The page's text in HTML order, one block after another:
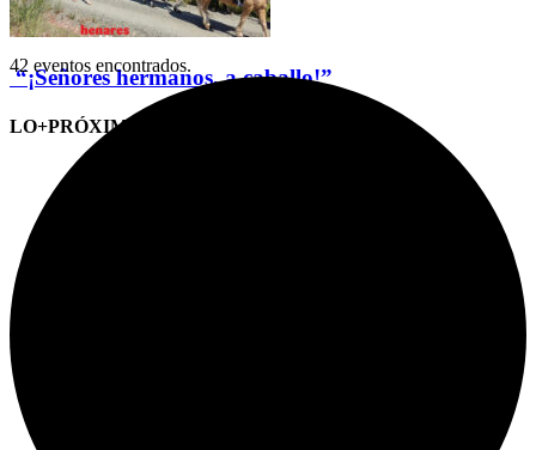
“¡Señores hermanos, a caballo!”
LO+PRÓXIMO (CITAS)
42 eventos encontrados.